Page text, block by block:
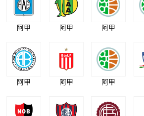
阿甲 阿甲 阿甲
阿甲 阿甲 阿甲